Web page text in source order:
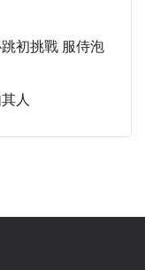
初挑戰 服侍泡
人